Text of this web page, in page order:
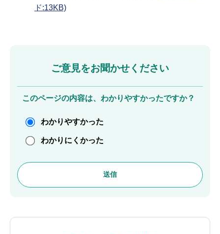
ド:13KB)
ご意見をお聞かせください
このページの内容は、わかりやすかったですか？
わかりやすかった
わかりにくかった